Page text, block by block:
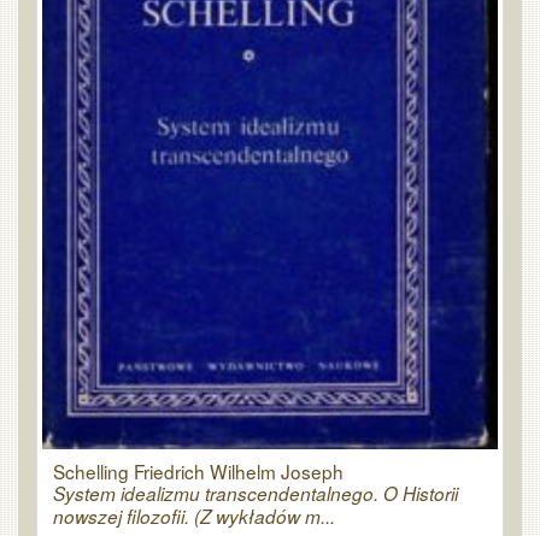
Schelling Friedrich Wilhelm Joseph
System idealizmu transcendentalnego. O Historii
nowszej filozofii. (Z wykładów m...